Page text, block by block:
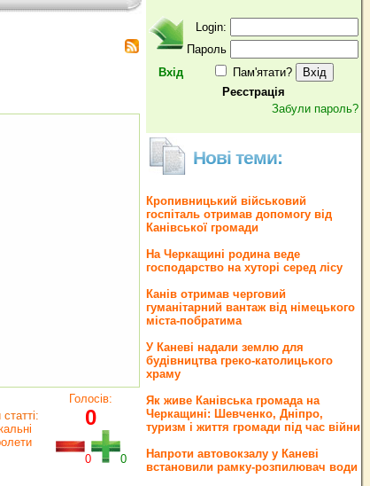
статті:
Голосів:
0
0 0
Вхід
Login:
Пароль
Пам'ятати?
Реєстрація
Забули пароль?
Нові теми:
Кропивницький військовий
госпіталь отримав допомогу від
Канівської громади
На Черкащині родина веде
господарство на хуторі серед лісу
Канів отримав черговий
гуманітарний вантаж від німецького
міста-побратима
У Каневі надали землю для
будівництва греко‐католицького
храму
Як живе Канівська громада на
Черкащині: Шевченко, Дніпро,
туризм і життя громади під час війни
Напроти автовокзалу у Каневі
встановили рамку-розпилювач води